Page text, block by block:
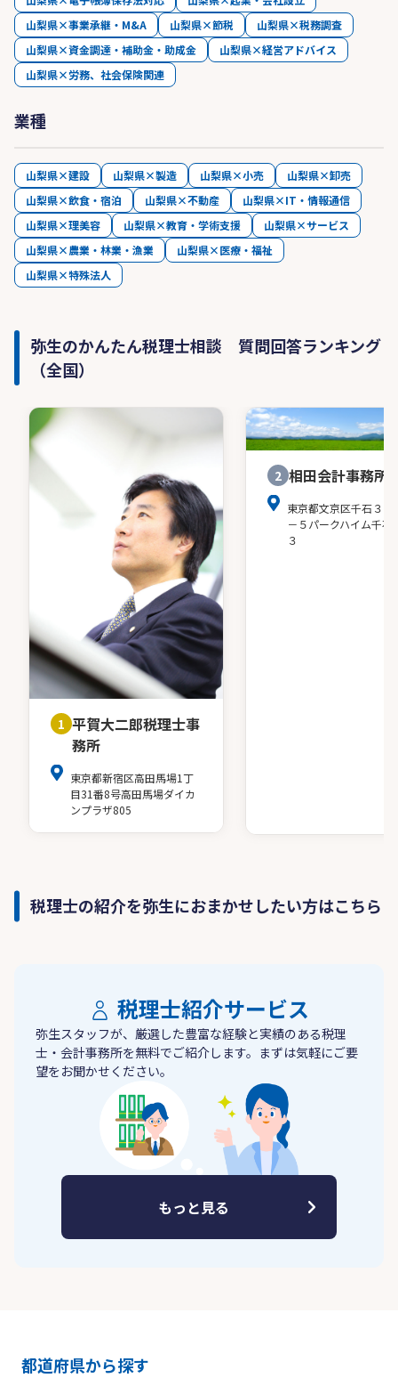
山梨県×事業承継・M&A
山梨県×節税
山梨県×税務調査
山梨県×資金調達・補助金・助成金
山梨県×経営アドバイス
山梨県×労務、社会保険関連
業種
山梨県×建設 山梨県×製造 山梨県×小売
山梨県×卸売
山梨県×飲食・宿泊
山梨県×不動産
山梨県×IT・情報通信
山梨県×理美容
山梨県×教育・学術支援
山梨県×サービス
山梨県×農業・林業・漁業
山梨県×医療・福祉
山梨県×特殊法人
弥生のかんたん税理士相談 質問回答ランキング
（全国）
1 平賀大二郎税理士事
務所
東京都新宿区高田馬場1丁
目31番8号高田馬場ダイカ
ンプラザ805
2 相田会計事務所
東京都文京区千石３－
－５パークハイム千石
３
税理士の紹介を弥生におまかせしたい方はこちら
税理士紹介サービス
弥生スタッフが、厳選した豊富な経験と実績のある税理
士・会計事務所を無料でご紹介します。まずは気軽にご要
望をお聞かせください。
もっと見る
都道府県から探す